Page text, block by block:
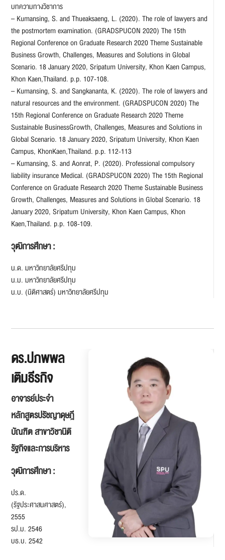
บทความทางวิชาการ
– Kumansing, S. and Thueaksaeng, L. (2020). The role of lawyers and
the postmortem examination. (GRADSPUCON 2020) The 15th
Regional Conference on Graduate Research 2020 Theme Sustainable
Business Growth, Challenges, Measures and Solutions in Global
Scenario. 18 January 2020, Sripatum University, Khon Kaen Campus,
Khon Kaen,Thailand. p.p. 107-108.
– Kumansing, S. and Sangkananta, K. (2020). The role of lawyers and
natural resources and the environment. (GRADSPUCON 2020) The
15th Regional Conference on Graduate Research 2020 Theme
Sustainable BusinessGrowth, Challenges, Measures and Solutions in
Global Scenario. 18 January 2020, Sripatum University, Khon Kaen
Campus, KhonKaen,Thailand. p.p. 112-113
– Kumansing, S. and Aonrat, P. (2020). Professional compulsory
liability insurance Medical. (GRADSPUCON 2020) The 15th Regional
Conference on Graduate Research 2020 Theme Sustainable Business
Growth, Challenges, Measures and Solutions in Global Scenario. 18
January 2020, Sripatum University, Khon Kaen Campus, Khon
Kaen,Thailand. p.p. 108-109.
วุฒิการศึกษา :
น.ด. มหาวิทยาลัยศรีปทุม
น.ม. มหาวิทยาลัยศรีปทุม
น.บ. (นิติศาสตร์) มหาวิทยาลัยศรีปทุม
ดร.ปภพพล
เติมธีรกิจ
อาจารย์ประจำ
หลักสูตรปรัชญาดุษฎี
บัณฑิต สาขาวิชานิติ
รัฐกิจและการบริหาร
วุฒิการศึกษา :
ปร.ด.
(รัฐประศาสนศาสตร์),
2555
รป.ม. 2546
บธ.บ. 2542